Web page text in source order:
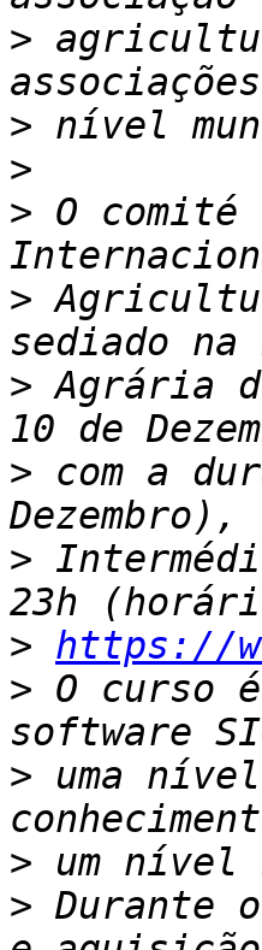
>
>
>
> O comité
>
> Agrária
> com a
>
> https://
> O curso
> uma
>
> Durante